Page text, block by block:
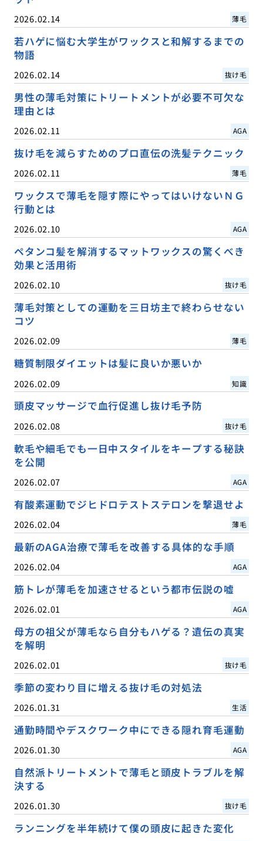
2026.02.14 薄毛
若ハゲに悩む大学生がワックスと和解するまでの
物語
2026.02.14 抜け毛
男性の薄毛対策にトリートメントが必要不可欠な
理由とは
2026.02.11 AGA
抜け毛を減らすためのプロ直伝の洗髪テクニック
2026.02.11 薄毛
ワックスで薄毛を隠す際にやってはいけないＮＧ
行動とは
2026.02.10 AGA
ペタンコ髪を解消するマットワックスの驚くべき
効果と活用術
2026.02.10 抜け毛
薄毛対策としての運動を三日坊主で終わらせない
コツ
2026.02.09 薄毛
糖質制限ダイエットは髪に良いか悪いか
2026.02.09 知識
頭皮マッサージで血行促進し抜け毛予防
2026.02.08 抜け毛
軟毛や細毛でも一日中スタイルをキープする秘訣
を公開
2026.02.07 AGA
有酸素運動でジヒドロテストステロンを撃退せよ
2026.02.04 薄毛
最新のAGA治療で薄毛を改善する具体的な手順
2026.02.04 AGA
筋トレが薄毛を加速させるという都市伝説の嘘
2026.02.01 AGA
母方の祖父が薄毛なら自分もハゲる？遺伝の真実
を解明
2026.02.01 抜け毛
季節の変わり目に増える抜け毛の対処法
2026.01.31 生活
通勤時間やデスクワーク中にできる隠れ育毛運動
2026.01.30 AGA
自然派トリートメントで薄毛と頭皮トラブルを解
決する
2026.01.30 抜け毛
ランニングを半年続けて僕の頭皮に起きた変化